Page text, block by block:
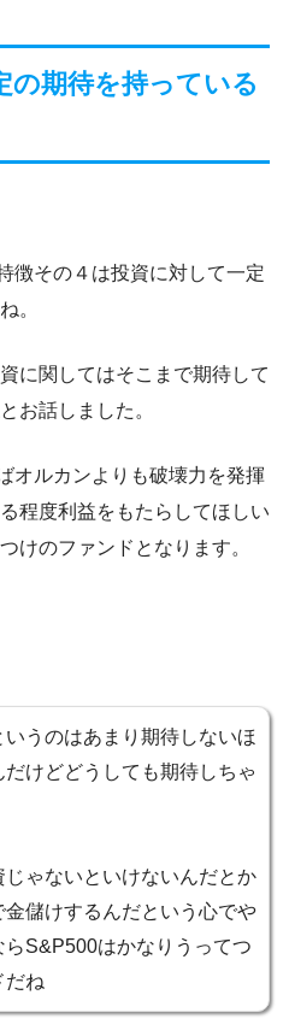
の期待を持っている
徴その４は投資に対して一定
。
に関してはそこまで期待して
お話しました。
オルカンよりも破壊力を発揮
程度利益をもたらしてほしい
けのファンドとなります。
いうのはあまり期待しないほ
だけどどうしても期待しちゃ
じゃないといけないんだとか
金儲けするんだという心でや
らS&P500はかなりうってつ
だね